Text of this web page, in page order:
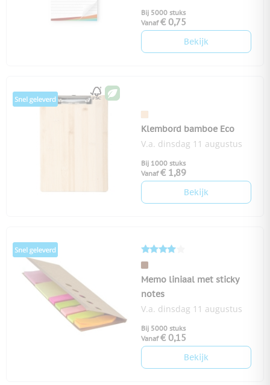
Bij 5000 stuks
Vanaf € 0,75
Bekijk
Klembord bamboe Eco
V.a. dinsdag 11 augustus
Bij 1000 stuks
Vanaf € 1,89
Bekijk
Memo liniaal met sticky
notes
V.a. dinsdag 11 augustus
Bij 5000 stuks
Vanaf € 0,15
Bekijk